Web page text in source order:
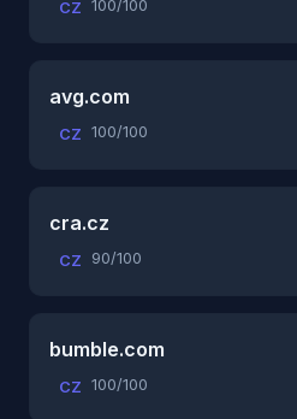
CZ 100/100
avg.com
CZ 100/100
cra.cz
CZ 90/100
bumble.com
CZ 100/100